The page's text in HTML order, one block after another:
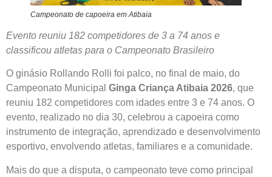
Campeonato de capoeira em Atibaia
Evento reuniu 182 competidores de 3 a 74 anos e
classificou atletas para o Campeonato Brasileiro
O ginásio Rollando Rolli foi palco, no final de maio, do
Campeonato Municipal Ginga Criança Atibaia 2026, que
reuniu 182 competidores com idades entre 3 e 74 anos. O
evento, realizado no dia 30, celebrou a capoeira como
instrumento de integração, aprendizado e desenvolvimento
esportivo, envolvendo atletas, familiares e a comunidade.
Mais do que a disputa, o campeonato teve como principal